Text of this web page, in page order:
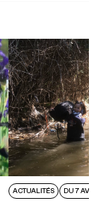
ACTUALITÉS DU 7